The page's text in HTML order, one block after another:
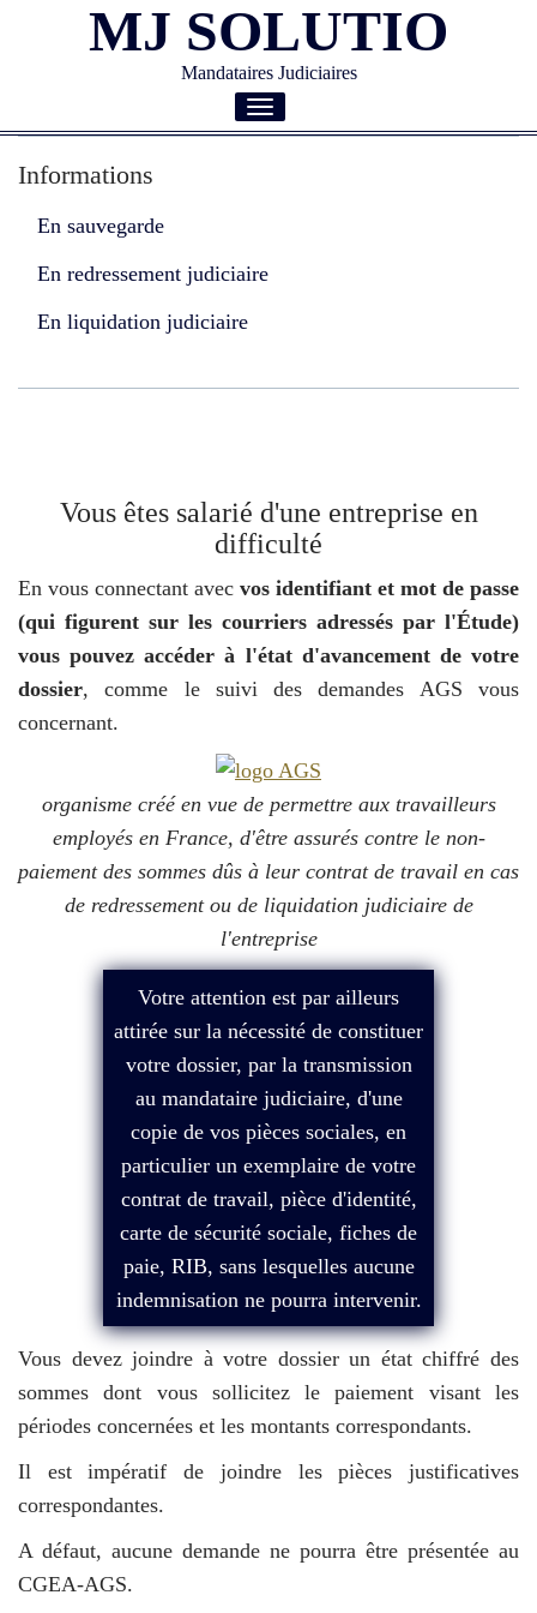
MJ SOLUTIO
Mandataires Judiciaires
Toggle
Informations
En sauvegarde
En redressement judiciaire
En liquidation judiciaire
Vous êtes salarié d'une entreprise en
difficulté
En vous connectant avec vos identifiant et mot de passe
(qui figurent sur les courriers adressés par l'Étude)
vous pouvez accéder à l'état d'avancement de votre
dossier, comme le suivi des demandes AGS vous
concernant.
organisme créé en vue de permettre aux travailleurs
employés en France, d'être assurés contre le non-
paiement des sommes dûs à leur contrat de travail en cas
de redressement ou de liquidation judiciaire de
l'entreprise
Votre attention est par ailleurs
attirée sur la nécessité de constituer
votre dossier, par la transmission
au mandataire judiciaire, d'une
copie de vos pièces sociales, en
particulier un exemplaire de votre
contrat de travail, pièce d'identité,
carte de sécurité sociale, fiches de
paie, RIB, sans lesquelles aucune
indemnisation ne pourra intervenir.
Vous devez joindre à votre dossier un état chiffré des
sommes dont vous sollicitez le paiement visant les
périodes concernées et les montants correspondants.
Il est impératif de joindre les pièces justificatives
correspondantes.
A défaut, aucune demande ne pourra être présentée au
CGEA-AGS.